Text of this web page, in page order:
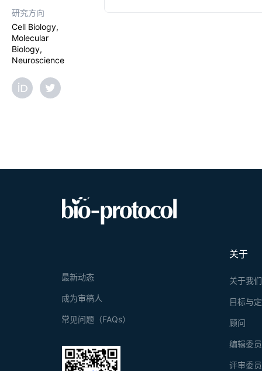
研究方向
Cell Biology,
Molecular
Biology,
Neuroscience
关于
关于我们
目标与
顾问
编辑委
评审委
最新动态
成为审稿人
常见问题（FAQs）